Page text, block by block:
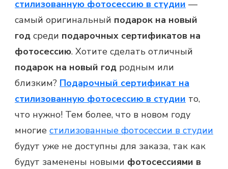
стилизованную фотосессию в студии —
самый оригинальный подарок на новый
год среди подарочных сертификатов на
фотосессию. Хотите сделать отличный
подарок на новый год родным или
близким? Подарочный сертификат на
стилизованную фотосессию в студии то,
что нужно! Тем более, что в новом году
многие стилизованные фотосессии в студии
будут уже не доступны для заказа, так как
будут заменены новыми фотосессиями в